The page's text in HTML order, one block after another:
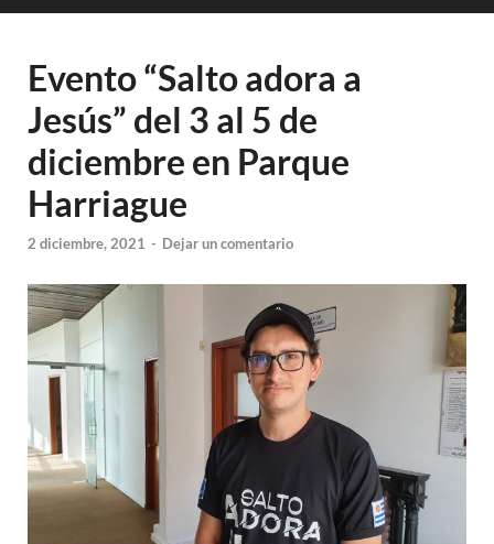
Evento “Salto adora a
Jesús” del 3 al 5 de
diciembre en Parque
Harriague
2 diciembre, 2021 - Dejar un comentario